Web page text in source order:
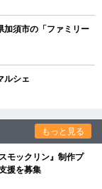
須市の「ファミリー
ルシェ
もっと見る
モックリン』制作プ
援を募集